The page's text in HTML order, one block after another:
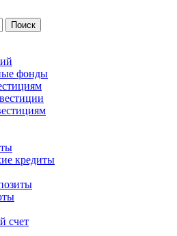
фонды
кредиты
счет